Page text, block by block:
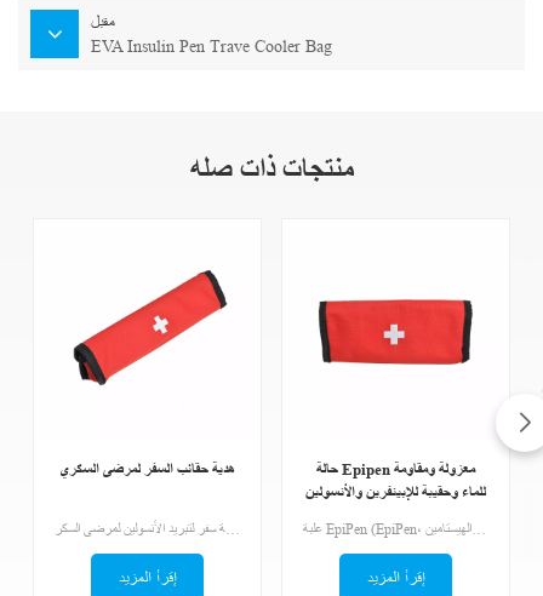
مقبل
EVA Insulin Pen Trave Cooler Bag
منتجات ذات صله
هدية حقائب السفر لمرضى السكري
حقيبة سفر لتبريد الأنسولين لمرضى السكر
إقرأ المزيد
حالة Epipen معزولة ومقاومة
للماء وحقيبة للإبينفرين والأنسولين
علبة EpiPen (EpiPen، الإبينفرين، قطرات العين، مضادات الهيستامين)تحتوي الحقائب على صليب طبي في المقدمة. يجب أن يكون الشخص الغريب قادرًا على التعرف على الحقيبة بسرعة.
إقرأ المزيد